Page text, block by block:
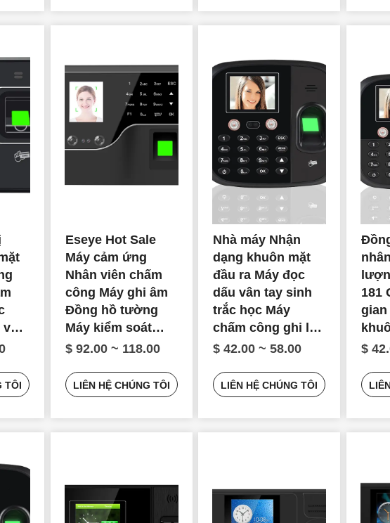
TÔI
Eseye Hot Sale
Máy cảm ứng
Nhân viên chấm
công Máy ghi âm
Đồng hồ tường
Máy kiểm soát
truy cập
$ 92.00 ~ 118.00
LIÊN HỆ CHÚNG TÔI
Nhà máy Nhận
dạng khuôn mặt
đầu ra Máy đọc
dấu vân tay sinh
trắc học Máy
chấm công ghi lại
thời gian
$ 42.00 ~ 58.00
LIÊN HỆ CHÚNG TÔI
181
gian
trắc
$